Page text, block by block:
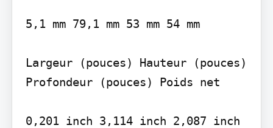
5,1 mm 79,1 mm 53 mm 54 mm
Largeur (pouces) Hauteur (pouces)
Profondeur (pouces) Poids net
0,201 inch 3,114 inch 2,087 inch